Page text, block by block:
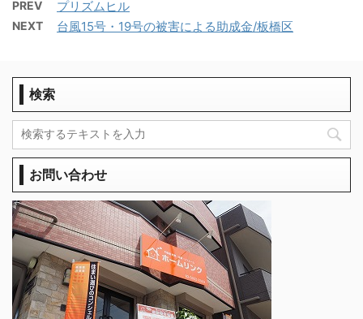
PREV プリズムヒル
NEXT 台風15号・19号の被害による助成金/板橋区
検索
お問い合わせ